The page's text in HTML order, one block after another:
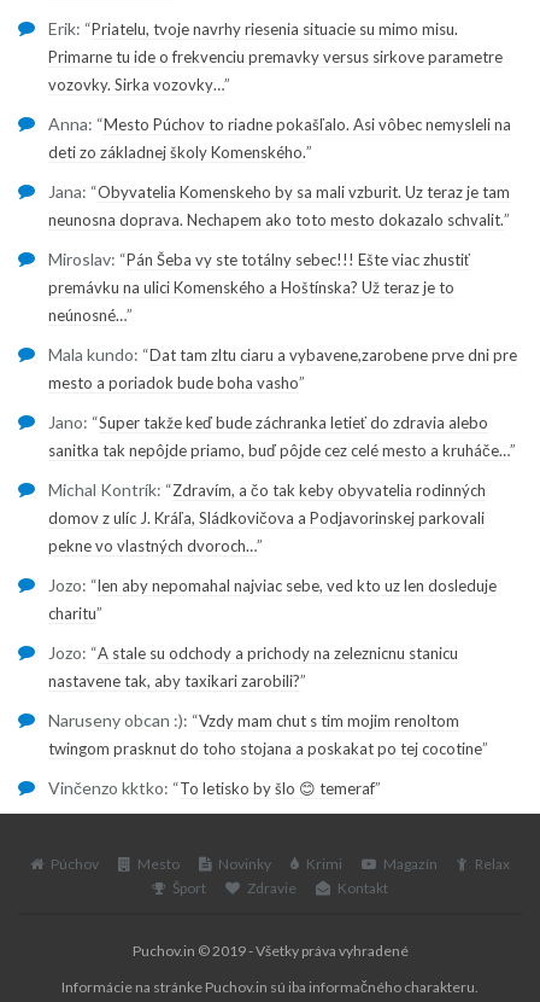
Erik: “Priatelu, tvoje navrhy riesenia situacie su mimo misu.
Primarne tu ide o frekvenciu premavky versus sirkove parametre
vozovky. Sirka vozovky…”
Anna: “Mesto Púchov to riadne pokašľalo. Asi vôbec nemysleli na
deti zo základnej školy Komenského.”
Jana: “Obyvatelia Komenskeho by sa mali vzburit. Uz teraz je tam
neunosna doprava. Nechapem ako toto mesto dokazalo schvalit.”
Miroslav: “Pán Šeba vy ste totálny sebec!!! Ešte viac zhustiť
premávku na ulici Komenského a Hoštínska? Už teraz je to
neúnosné…”
Mala kundo: “Dat tam zltu ciaru a vybavene,zarobene prve dni pre
mesto a poriadok bude boha vasho”
Jano: “Super takže keď bude záchranka letieť do zdravia alebo
sanitka tak nepôjde priamo, buď pôjde cez celé mesto a kruháče…”
Michal Kontrík: “Zdravím, a čo tak keby obyvatelia rodinných
domov z ulíc J. Kráľa, Sládkovičova a Podjavorinskej parkovali
pekne vo vlastných dvoroch…”
Jozo: “len aby nepomahal najviac sebe, ved kto uz len dosleduje
charitu”
Jozo: “A stale su odchody a prichody na zeleznicnu stanicu
nastavene tak, aby taxikari zarobili?”
Naruseny obcan :): “Vzdy mam chut s tim mojim renoltom
twingom prasknut do toho stojana a poskakat po tej cocotine”
Vinčenzo kktko: “To letisko by šlo 😊 temeraf”
Púchov Mesto Novinky Krimi Magazín
Relax
Šport
Zdravie Kontakt
Puchov.in © 2019 - Všetky práva vyhradené
Informácie na stránke Puchov.in sú iba informačného charakteru.